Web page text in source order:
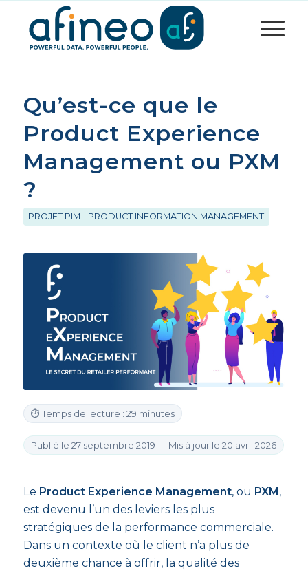
Qu’est-ce que le
Product Experience
Management ou PXM
?
PROJET PIM - PRODUCT INFORMATION MANAGEMENT
⏱ Temps de lecture : 29 minutes
Publié le 27 septembre 2019 — Mis à jour le 20 avril 2026
Le Product Experience Management, ou PXM,
est devenu l’un des leviers les plus
stratégiques de la performance commerciale.
Dans un contexte où le client n’a plus de
deuxième chance à offrir, la qualité des